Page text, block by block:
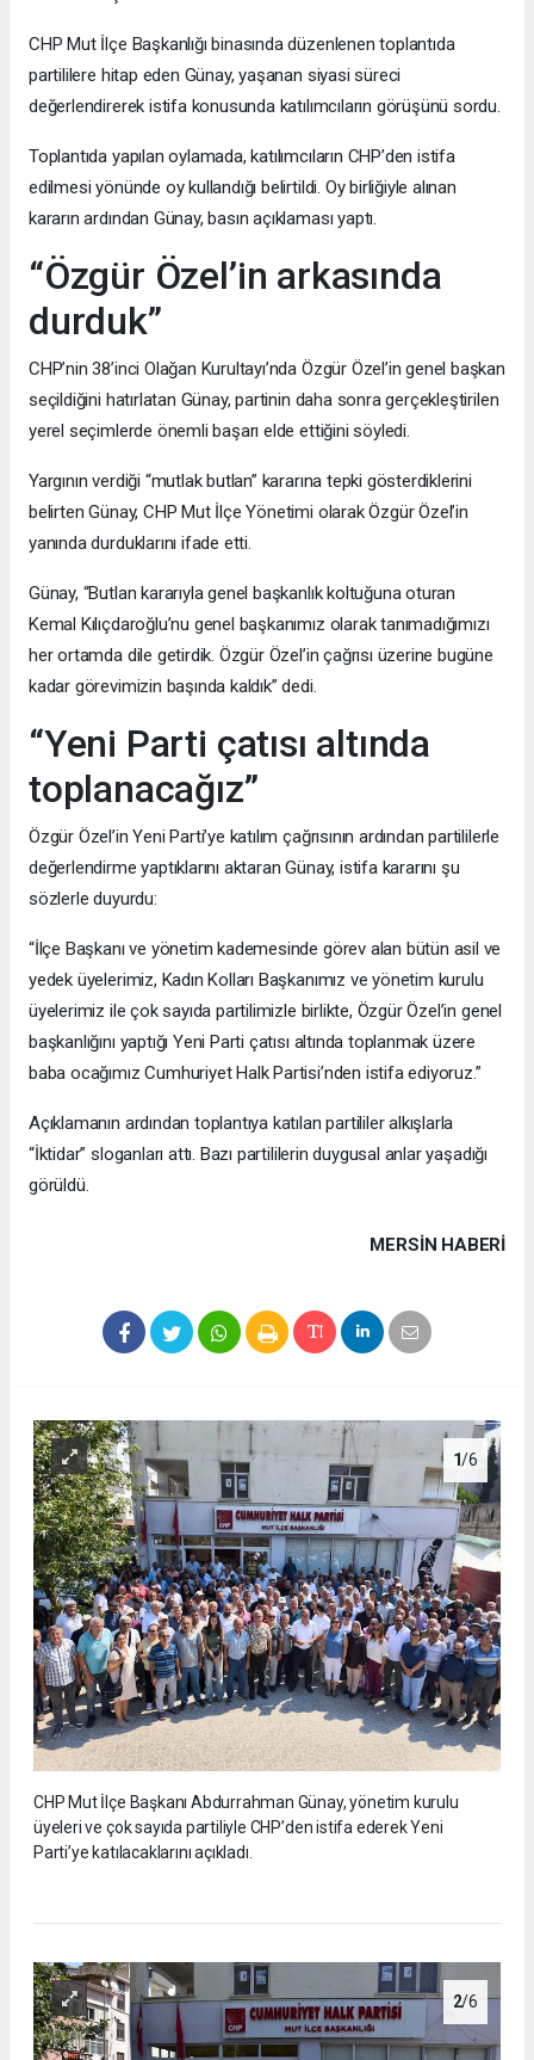
CHP Mut İlçe Başkanlığı binasında düzenlenen toplantıda
partililere hitap eden Günay, yaşanan siyasi süreci
değerlendirerek istifa konusunda katılımcıların görüşünü sordu.
Toplantıda yapılan oylamada, katılımcıların CHP’den istifa
edilmesi yönünde oy kullandığı belirtildi. Oy birliğiyle alınan
kararın ardından Günay, basın açıklaması yaptı.
“Özgür Özel’in arkasında
durduk”
CHP’nin 38’inci Olağan Kurultayı’nda Özgür Özel’in genel başkan
seçildiğini hatırlatan Günay, partinin daha sonra gerçekleştirilen
yerel seçimlerde önemli başarı elde ettiğini söyledi.
Yargının verdiği “mutlak butlan” kararına tepki gösterdiklerini
belirten Günay, CHP Mut İlçe Yönetimi olarak Özgür Özel’in
yanında durduklarını ifade etti.
Günay, “Butlan kararıyla genel başkanlık koltuğuna oturan
Kemal Kılıçdaroğlu’nu genel başkanımız olarak tanımadığımızı
her ortamda dile getirdik. Özgür Özel’in çağrısı üzerine bugüne
kadar görevimizin başında kaldık” dedi.
“Yeni Parti çatısı altında
toplanacağız”
Özgür Özel’in Yeni Parti’ye katılım çağrısının ardından partililerle
değerlendirme yaptıklarını aktaran Günay, istifa kararını şu
sözlerle duyurdu:
“İlçe Başkanı ve yönetim kademesinde görev alan bütün asil ve
yedek üyelerimiz, Kadın Kolları Başkanımız ve yönetim kurulu
üyelerimiz ile çok sayıda partilimizle birlikte, Özgür Özel’in genel
başkanlığını yaptığı Yeni Parti çatısı altında toplanmak üzere
baba ocağımız Cumhuriyet Halk Partisi’nden istifa ediyoruz.”
Açıklamanın ardından toplantıya katılan partililer alkışlarla
“İktidar” sloganları attı. Bazı partililerin duygusal anlar yaşadığı
görüldü.
MERSIN HABERİ
1/6
CHP Mut İlçe Başkanı Abdurrahman Günay, yönetim kurulu
üyeleri ve çok sayıda partiliyle CHP’den istifa ederek Yeni
Parti’ye katılacaklarını açıkladı.
2/6